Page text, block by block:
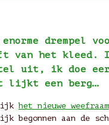
drempel
van het kleed. Ik
uit, ik doe
lijkt een berg…
het nieuwe weefraam
begonnen aan de